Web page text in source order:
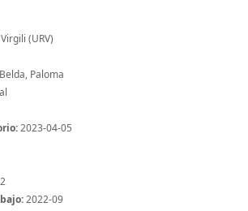
(URV)
Paloma
2023-04-05
2022-09